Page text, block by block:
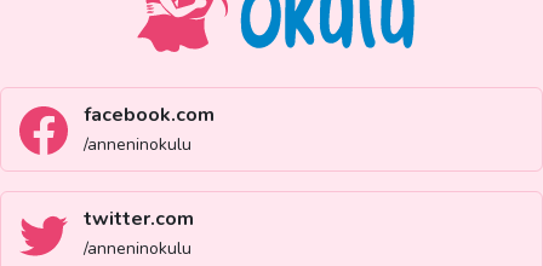
facebook.com
/anneninokulu
twitter.com
/anneninokulu